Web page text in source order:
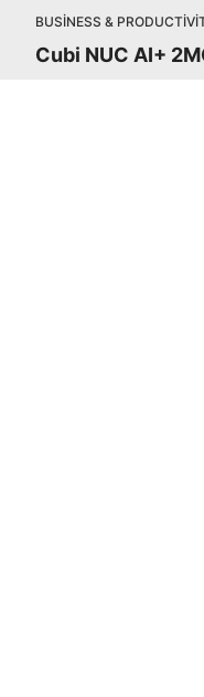
BUSINESS &
Cubi NUC AI+